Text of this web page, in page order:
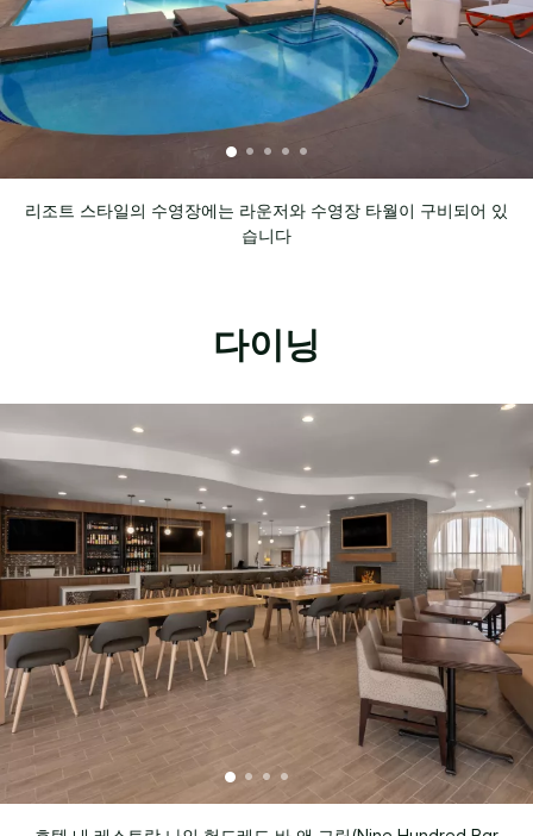
리조트 스타일의 수영장에는 라운저와 수영장 타월이 구비되어 있
습니다
다이닝